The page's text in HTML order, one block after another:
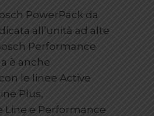
PowerPack da
all’unità ad alte
Performance
è anche
le linee Active
Plus,
Line e Performance